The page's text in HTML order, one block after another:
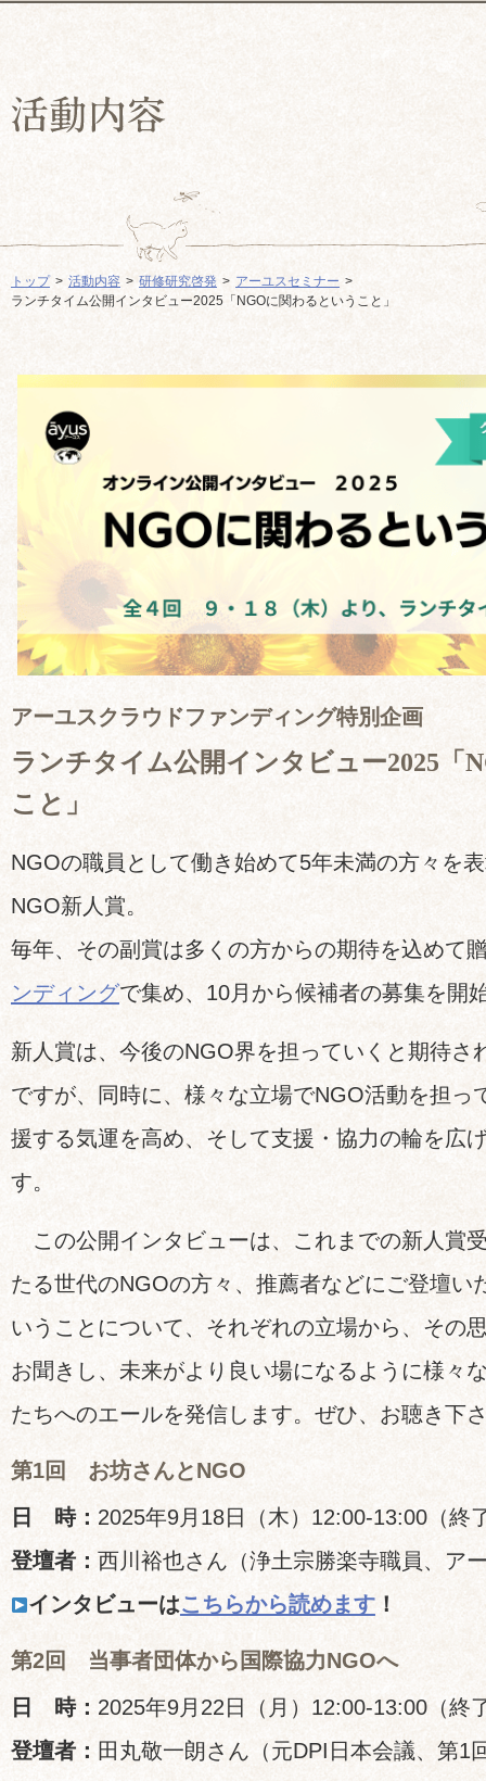
トップ 活動内容 研修研究啓発
アーユスセミナー
ランチタイム公開インタビュー2025「NGOに関わるということ」
アーユスクラウドファンディング特別企画
ランチタイム公開インタビュー2025「
こと」
NGOの職員として働き始めて5年未満の方々を
NGO新人賞。
毎年、その副賞は多くの方からの期待を込めて
ンディングで集め、10月から候補者の募集を開
新人賞は、今後のNGO界を担っていくと期待さ
ですが、同時に、様々な立場でNGO活動を担っ
援する気運を高め、そして支援・協力の輪を広
す。
この公開インタビューは、これまでの新人賞
たる世代のNGOの方々、推薦者などにご登壇い
いうことについて、それぞれの立場から、その
お聞きし、未来がより良い場になるように様々
たちへのエールを発信します。ぜひ、お聴き下
第1回 お坊さんとNGO
日 時： 2025年9月18日（木）12:00-13:00（終
登壇者： 西川裕也さん（浄土宗勝楽寺職員、ア
インタビューはこちらから読めます！
第2回 当事者団体から国際協力NGOへ
日 時： 2025年9月22日（月）12:00-13:00（終
登壇者： 田丸敬一朗さん（元DPI日本会議、第1